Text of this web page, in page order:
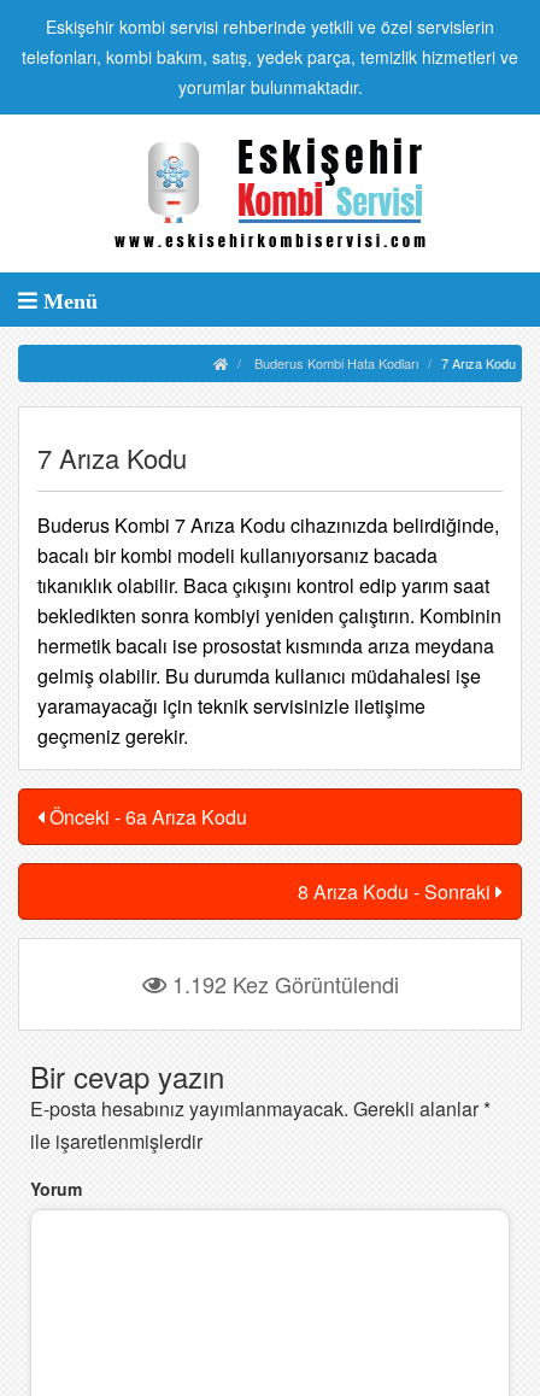
Eskişehir kombi servisi rehberinde yetkili ve özel servislerin
telefonları, kombi bakım, satış, yedek parça, temizlik hizmetleri ve
yorumlar bulunmaktadır.
Menü
Buderus Kombi Hata Kodları 7 Arıza Kodu
7 Arıza Kodu
Buderus Kombi 7 Arıza Kodu cihazınızda belirdiğinde,
bacalı bir kombi modeli kullanıyorsanız bacada
tıkanıklık olabilir. Baca çıkışını kontrol edip yarım saat
bekledikten sonra kombiyi yeniden çalıştırın. Kombinin
hermetik bacalı ise prosostat kısmında arıza meydana
gelmiş olabilir. Bu durumda kullanıcı müdahalesi işe
yaramayacağı için teknik servisinizle iletişime
geçmeniz gerekir.
Önceki - 6a Arıza Kodu
8 Arıza Kodu - Sonraki
1.192 Kez Görüntülendi
Bir cevap yazın
E-posta hesabınız yayımlanmayacak. Gerekli alanlar*
ile işaretlenmişlerdir
Yorum